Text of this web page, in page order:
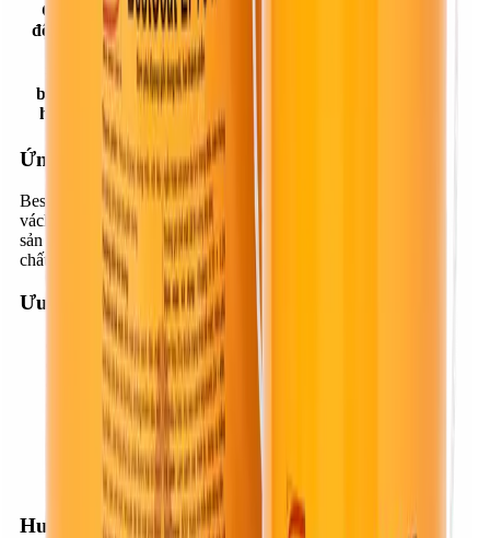
Chiệu tác
động cơ học
2 ngày
Đã được
bảo dưỡng
hoàn toàn
7 ngày
Ứng dụng
BestCoat EP704F được ứng dụng cho: nền, sàn, trần, tường,
vách ngăn…của nhà kho, garage, nhà trẻ, phòng sạch, xưởng
sản xuất công nghiệp hoặc những nơi có yêu cầu kháng hóa
chất, kháng mài mòn, kháng bụi, kháng khuẩn cao.
Ưu điểm
Kháng hóa chất. Kháng mài mòn.
Kháng khuẩn.
Kháng rong rêu, kháng nấm mốc.
Kháng bụi.
Kháng bong tróc, phồng rộp.
Khô nhanh, phát triển nhanh cường độ, độ bóng cao.
Khả năng che phủ cao.
Bền vững lâu dài.
Hướng dẫn thi công